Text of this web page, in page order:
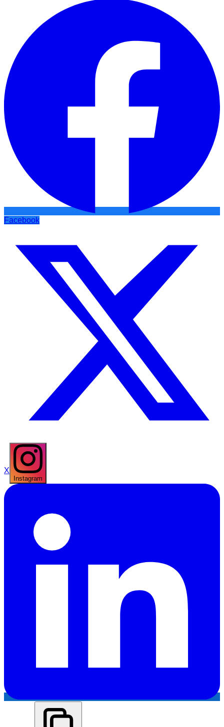
Facebook
X
Instagram